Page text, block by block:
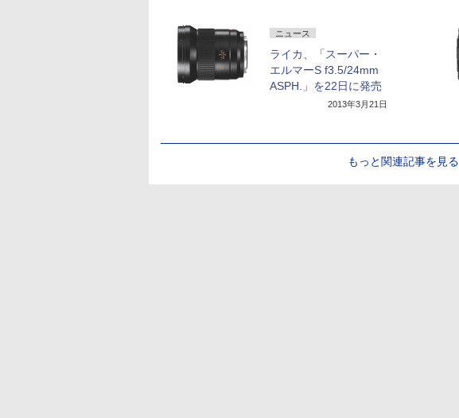
ニュース
ライカ、「スーパー・
エルマーS f3.5/24mm
ASPH.」を22日に発売
2013年3月21日
もっと関連記事を見る